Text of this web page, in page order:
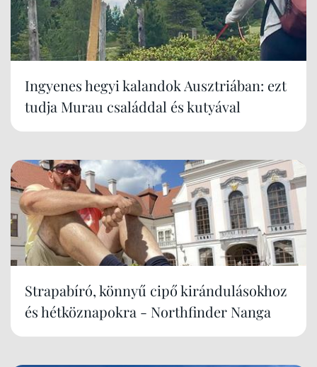
Ingyenes hegyi kalandok Ausztriában: ezt
tudja Murau családdal és kutyával
Strapabíró, könnyű cipő kirándulásokhoz
és hétköznapokra - Northfinder Nanga